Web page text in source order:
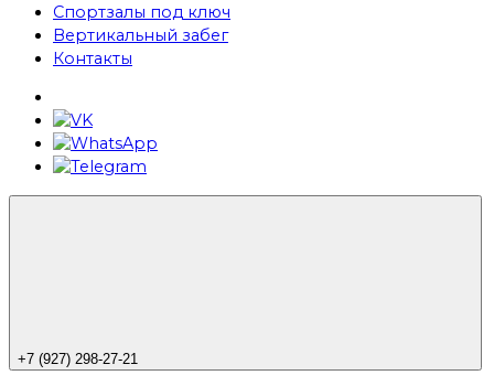
Спортзалы под ключ
Вертикальный забег
Контакты
+7 (927) 298-27-21